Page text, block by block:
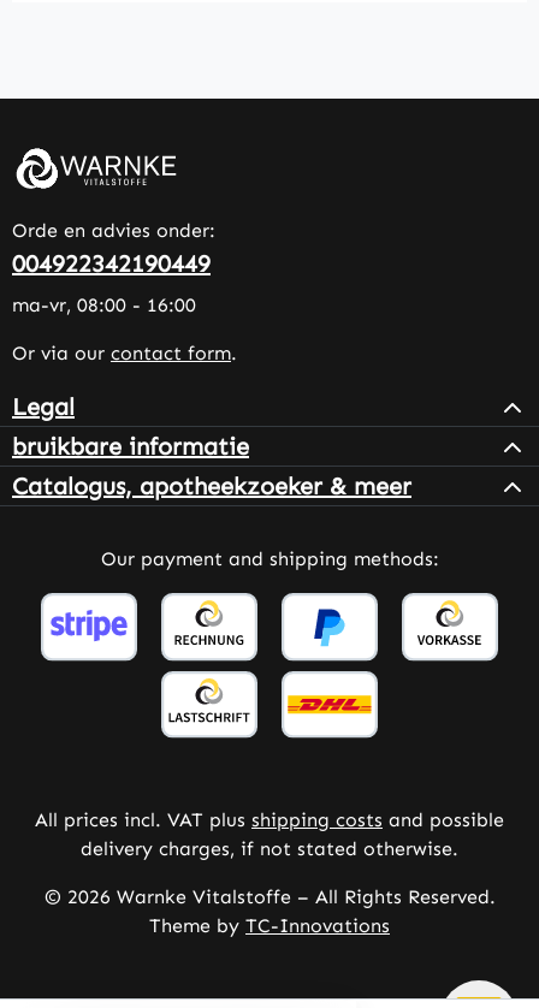
Orde en advies onder:
004922342190449
ma-vr, 08:00 - 16:00
Or via our contact form.
Legal
bruikbare informatie
Catalogus, apotheekzoeker & meer
Our payment and shipping methods:
All prices incl. VAT plus shipping costs and possible
delivery charges, if not stated otherwise.
© 2026 Warnke Vitalstoffe – All Rights Reserved.
Theme by TC-Innovations